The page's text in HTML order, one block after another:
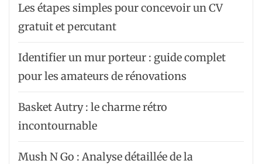
Les étapes simples pour concevoir un CV
gratuit et percutant
Identifier un mur porteur : guide complet
pour les amateurs de rénovations
Basket Autry : le charme rétro
incontournable
Mush N Go : Analyse détaillée de la